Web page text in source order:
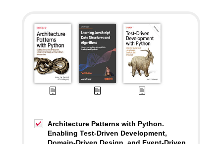
Architecture Patterns with Python.
Enabling Test-Driven Development,